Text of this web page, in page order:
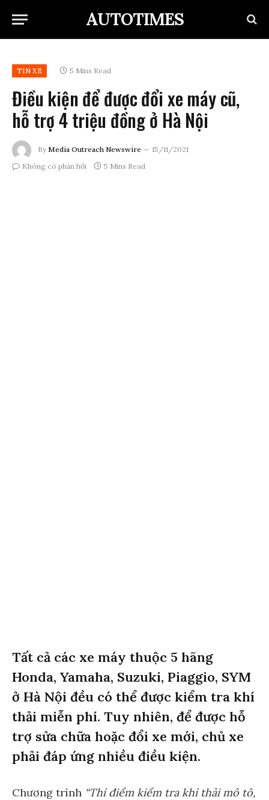
AUTOTIMES
TIN XE 5 Mins Read
Điều kiện để được đổi xe máy cũ,
hỗ trợ 4 triệu đồng ở Hà Nội
By Media Outreach Newswire
15/11/2021
Không có phản hồi
5 Mins Read
Tất cả các xe máy thuộc 5 hãng
Honda, Yamaha, Suzuki, Piaggio, SYM
ở Hà Nội đều có thể được kiểm tra khí
thải miễn phí. Tuy nhiên, để được hỗ
trợ sửa chữa hoặc đổi xe mới, chủ xe
phải đáp ứng nhiều điều kiện.
Chương trình “Thí điểm kiểm tra khí thải mô tô,